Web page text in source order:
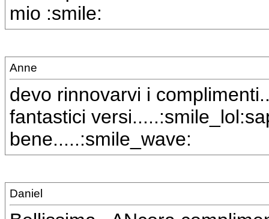
mio :smile:
Anne
devo rinnovarvi i
fantastici
bene.....:smile_wave:
Daniel